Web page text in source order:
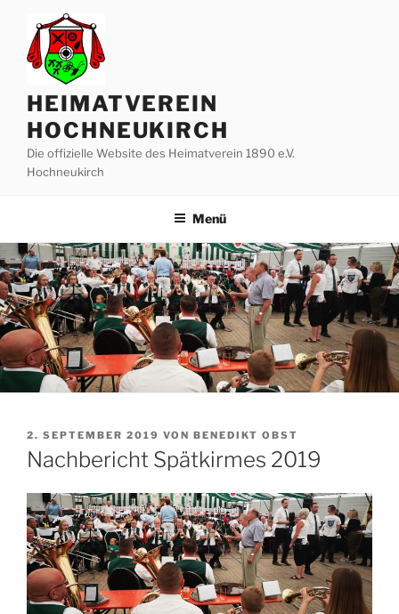
springen
HEIMATVEREIN
HOCHNEUKIRCH
Die offizielle Website des Heimatverein 1890 e.V.
Hochneukirch
Menü
VERÖFFENTLICHT
AM
2. SEPTEMBER 2019 VON BENEDIKT OBST
Nachbericht Spätkirmes 2019